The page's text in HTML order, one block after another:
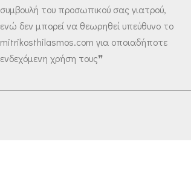
συμβουλή του προσωπικού σας γιατρού,
ενώ δεν μπορεί να θεωρηθεί υπεύθυνο το
mitrikosthilasmos.com για οποιαδήποτε
ενδεχόμενη χρήση τους❞